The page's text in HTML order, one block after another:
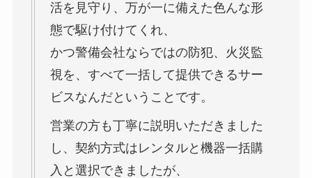
活を見守り、万が一に備えた色んな形
態で駆け付けてくれ、
かつ警備会社ならではの防犯、火災監
視を、すべて一括して提供できるサー
ビスなんだということです。
営業の方も丁寧に説明いただきました
し、契約方式はレンタルと機器一括購
入と選択できましたが、